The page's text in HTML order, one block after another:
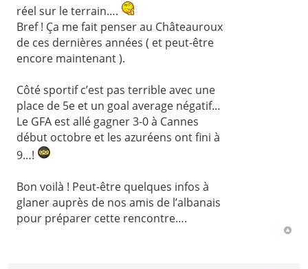
réel sur le terrain….
Bref ! Ça me fait penser au Châteauroux
de ces dernières années ( et peut-être
encore maintenant ).
Côté sportif c’est pas terrible avec une
place de 5e et un goal average négatif…
Le GFA est allé gagner 3-0 à Cannes
début octobre et les azuréens ont fini à
9…!
Bon voilà ! Peut-être quelques infos à
glaner auprès de nos amis de l’albanais
pour préparer cette rencontre….